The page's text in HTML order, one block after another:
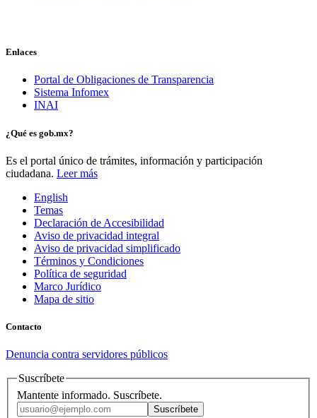
Enlaces
Portal de Obligaciones de Transparencia
Sistema Infomex
INAI
¿Qué es gob.mx?
Es el portal único de trámites, información y participación
ciudadana. Leer más
English
Temas
Declaración de Accesibilidad
Aviso de privacidad integral
Aviso de privacidad simplificado
Términos y Condiciones
Política de seguridad
Marco Jurídico
Mapa de sitio
Contacto
Denuncia contra servidores públicos
Suscríbete
Mantente informado. Suscríbete.
Suscríbete